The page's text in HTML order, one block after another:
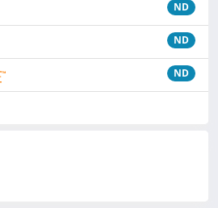
ND
ND
ND